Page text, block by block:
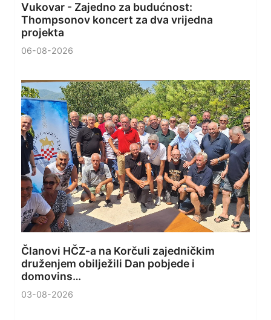
Vukovar - Zajedno za budućnost:
Thompsonov koncert za dva vrijedna
projekta
06-08-2026
Članovi HČZ-a na Korčuli zajedničkim
druženjem obilježili Dan pobjede i
domovins…
03-08-2026